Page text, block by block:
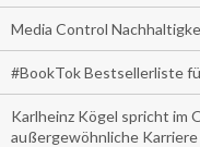
Media Control
#BookTok Bestsellerliste
Karlheinz Kögel spricht im
außergewöhnliche Karriere